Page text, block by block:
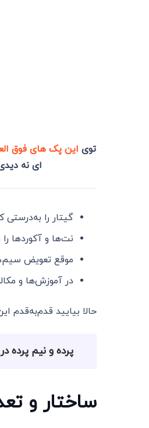
توی این پک های فوق
ای نه
گیتار را به‌درستی
نت‌ها و آکوردها
موقع تعویض
در آموزش‌ها و
حالا بیایید قدم‌به‌قدم
پرده و نیم پرده
ساختار و